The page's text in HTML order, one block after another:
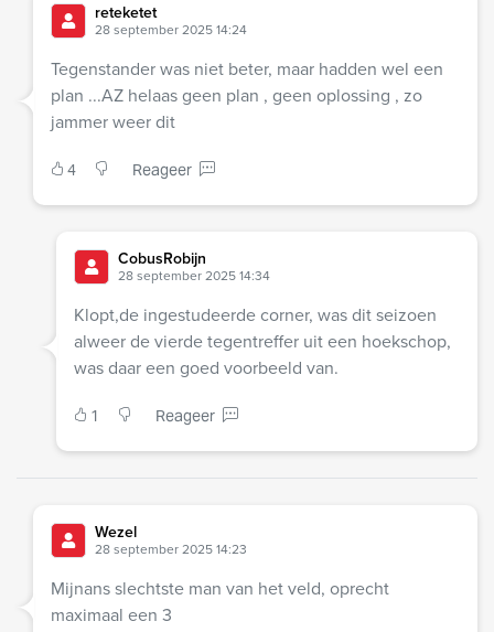
reteketet
28 september 2025 14:24
Tegenstander was niet beter, maar hadden wel een
plan ...AZ helaas geen plan , geen oplossing , zo
jammer weer dit
4 Reageer
CobusRobijn
28 september 2025 14:34
Klopt,de ingestudeerde corner, was dit seizoen
alweer de vierde tegentreffer uit een hoekschop,
was daar een goed voorbeeld van.
1 Reageer
Wezel
28 september 2025 14:23
Mijnans slechtste man van het veld, oprecht
maximaal een 3